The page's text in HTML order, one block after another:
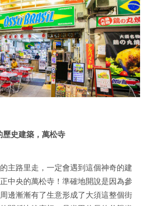
史建築，萬松寺
主路里走，一定會遇到這個神奇的建
中央的萬松寺！準確地開說是因為參
邊漸漸有了生意形成了大須這整個街